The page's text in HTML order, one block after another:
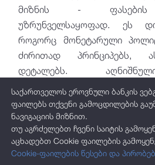
მონეტარული პოლიტიკის
დოკუმენტი
ფინანსური ბაზარი
ლარის შემოსავლიანობის
მეთოდოლოგია
მიზნის - ფასების
უზრუნველსაყოფად. ეს
როგორც მონეტარული
ძირითად პრინციპებს,
დეტალებს.
გვერდზე და მიზნად
ფუნქციებსა და
მეტად ინფორმირებას.
საქართველოს ეროვნული ბანკის
ფაილებს თქვენი გამოცდილების
ნავიგაციის მიზნით.
თუ აგრძელებთ ჩვენი საიტის
აცხადებთ Cookie ფაილების
Cookie-ფაილების წესები და